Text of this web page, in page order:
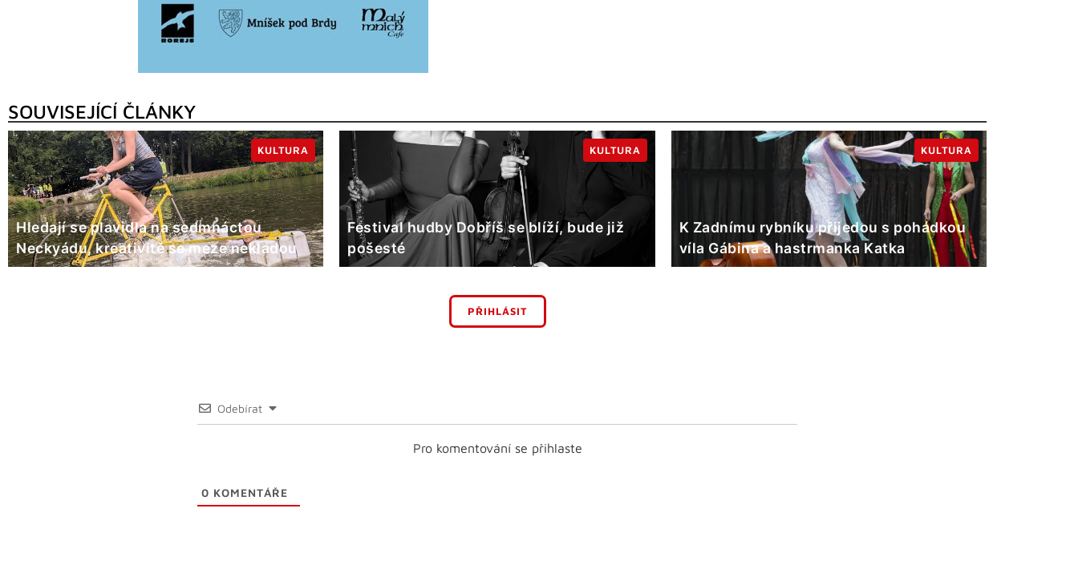
SOUVISEJÍCÍ ČLÁNKY
Hledají se plavidla na sedmnáctou
Neckyádu, kreativitě se meze nekladou
KULTURA
Festival hudby Dobříš se blíží, bude již
pošesté
KULTURA
K Zadnímu rybníku přijedou s pohádkou
víla Gábina a hastrmanka Katka
KULTURA
PŘIHLÁSIT
Odebírat
Pro komentování se přihlaste
0 KOMENTÁŘE